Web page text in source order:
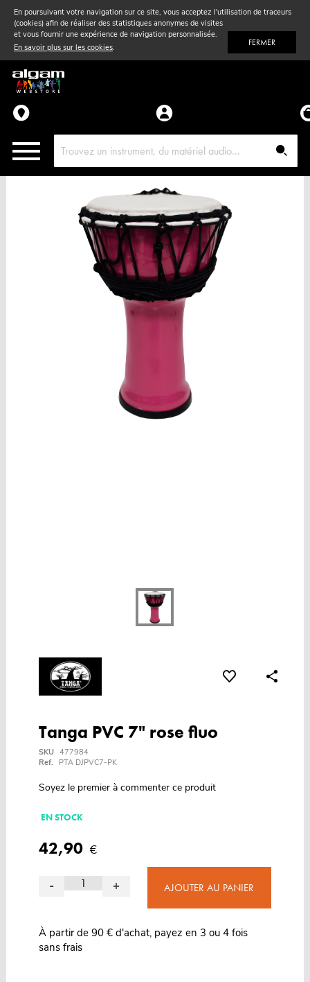
En poursuivant votre navigation sur ce site, vous acceptez l'utilisation de traceurs
(cookies) afin de réaliser des statistiques anonymes de visites
et vous fournir une expérience de navigation personnalisée.
En savoir plus sur les cookies. FERMER
Vent& Violon
Accessoires
Pièces détachées
Tanga PVC 7" rose fluo
SKU 477984
Ref.
PTA DJPVC7-PK
Soyez le premier à commenter ce produit
EN STOCK
42,90 €
- + AJOUTER AU PANIER
À partir de 90 € d'achat, payez en 3 ou 4 fois
sans frais